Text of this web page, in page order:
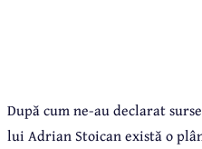
După cum ne-au declarat
lui Adrian Stoican există o